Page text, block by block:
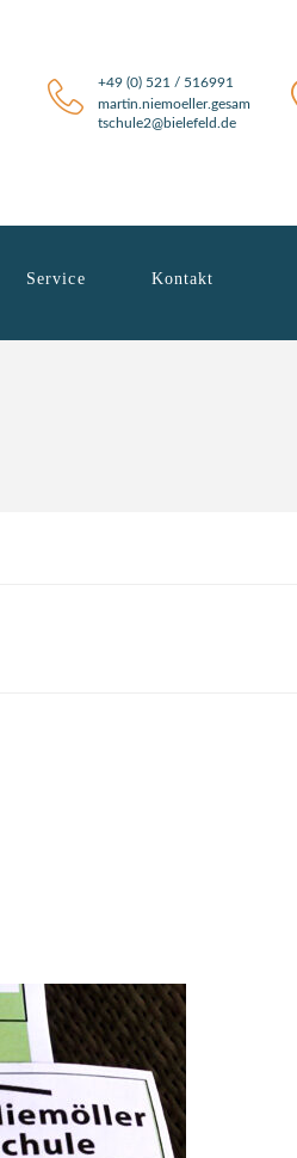
+49 (0) 521 / 516991
martin.niemoeller.gesam
tschule2@bielefeld.de
Service Kontakt